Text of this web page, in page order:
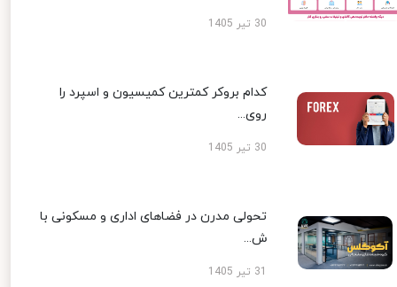
30 تیر 1405
کدام بروکر کمترین کمیسیون و اسپرد را
روی...
30 تیر 1405
تحولی مدرن در فضاهای اداری و مسکونی با
ش...